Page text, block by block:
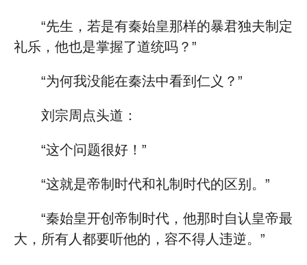
“先生，若是有秦始皇那样的暴君独夫制定
礼乐，他也是掌握了道统吗？”
“为何我没能在秦法中看到仁义？”
刘宗周点头道：
“这个问题很好！”
“这就是帝制时代和礼制时代的区别。”
“秦始皇开创帝制时代，他那时自认皇帝最
大，所有人都要听他的，容不得人违逆。”